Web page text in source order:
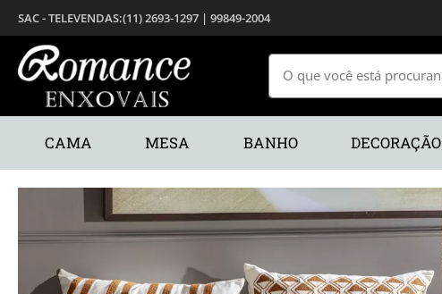
(11) 2693-1297 | 99849-2004
CAMA MESA BANHO DECORAÇÃO